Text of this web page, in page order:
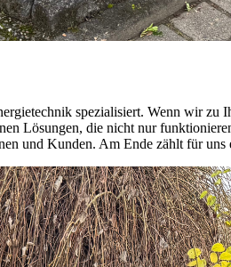
spezialisiert. Wenn wir zu
Lösungen, die nicht nur
und Kunden. Am Ende zählt für